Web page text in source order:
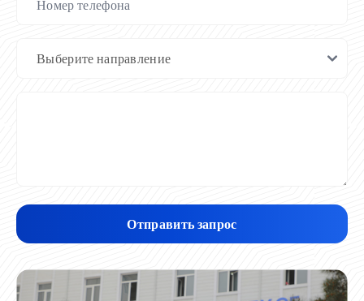
Отправить запрос